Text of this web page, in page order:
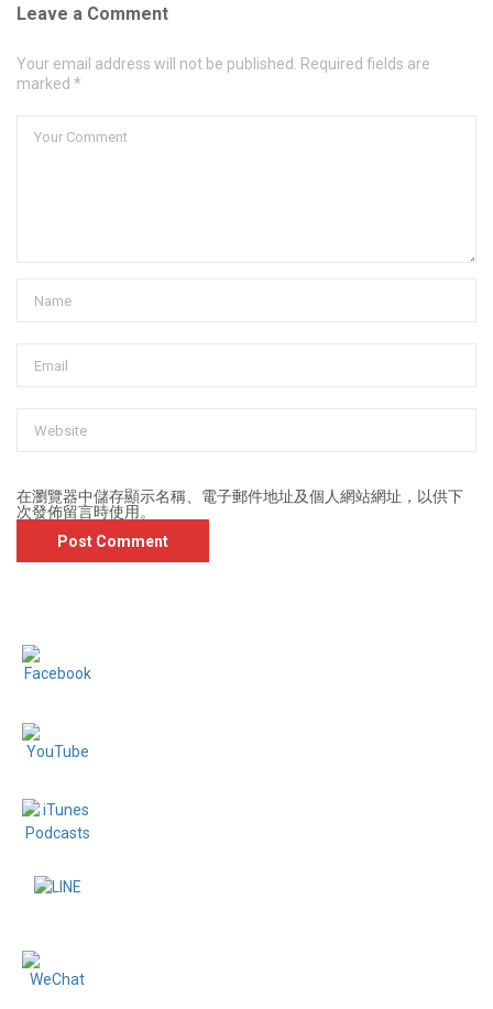
Leave a Comment
Your email address will not be published. Required fields are
marked *
在瀏覽器中儲存顯示名稱、電子郵件地址及個人網站網址，以供下
次發佈留言時使用。